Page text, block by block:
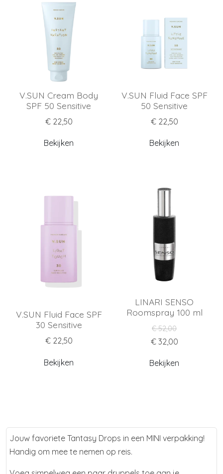
V.SUN Cream Body
SPF 50 Sensitive
€ 22,50
Bekijken
V.SUN Fluid Face SPF
50 Sensitive
€ 22,50
Bekijken
V.SUN Fluid Face SPF
30 Sensitive
€ 22,50
Bekijken
LINARI SENSO
Roomspray 100 ml
€ 52,00
€ 32,00
Bekijken
Jouw favoriete Tantasy Drops in een MINI verpakking!
Handig om mee te nemen op reis.